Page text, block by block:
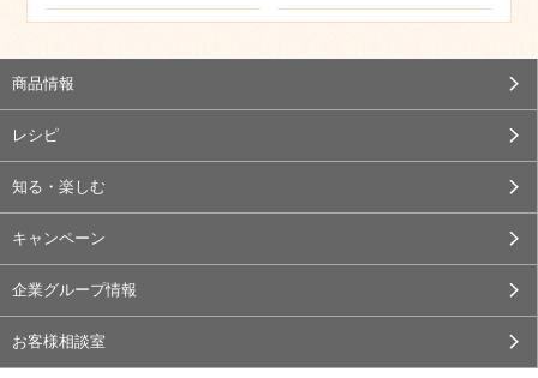
商品情報
レシピ
知る・楽しむ
キャンペーン
企業グループ情報
お客様相談室